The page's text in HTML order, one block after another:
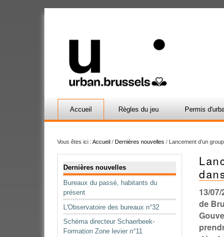
Accueil Règles du jeu Permis
Vous êtes ici : Accueil / Dernières nouvelles / Lancement d’un
Dernières nouvelles
Bureaux du passé, habitants du
présent
L'Observatoire des bureaux n°32
Schéma directeur Schaerbeek-
Formation Zone levier n°11
13/
de